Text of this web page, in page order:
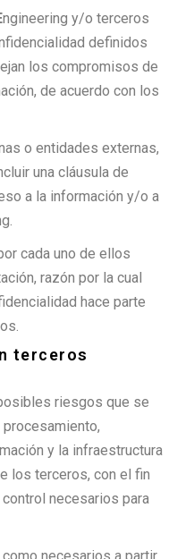
ngineering y/o terceros
definidos
los compromisos de
de acuerdo con los
o entidades externas,
una cláusula de
a la información y/o a
cada uno de ellos
razón por la cual
hace parte
terceros
riesgos que se
y la infraestructura
los terceros, con el fin
necesarios para